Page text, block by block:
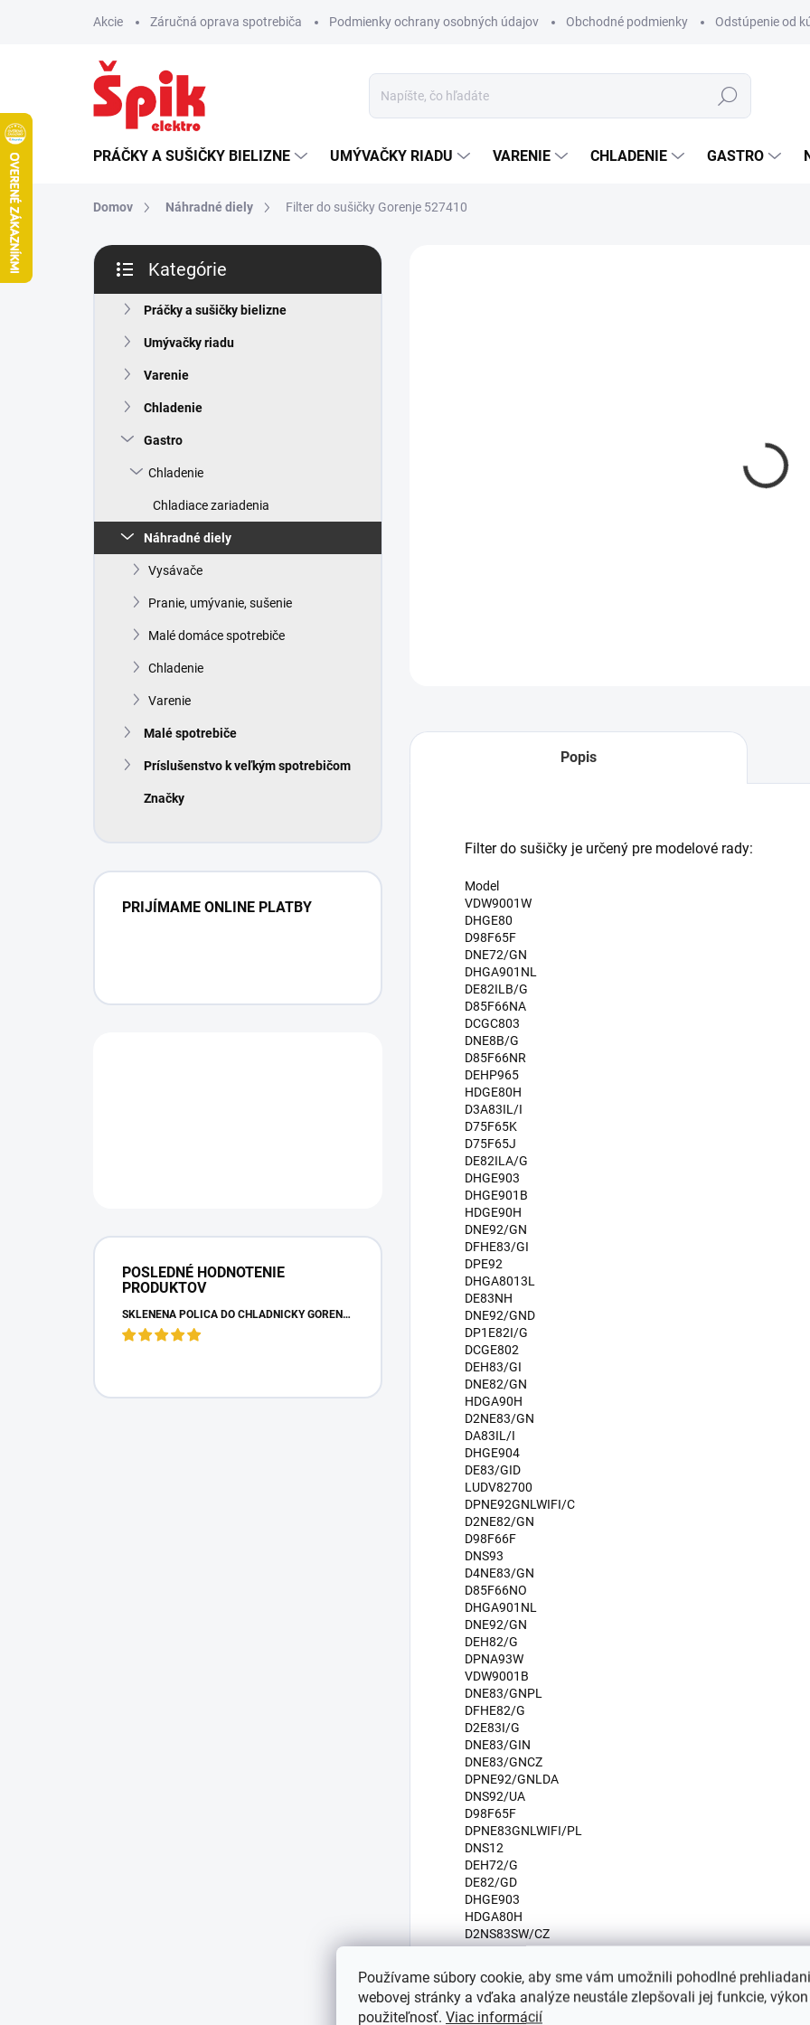
Používame súbory cookie, aby sme vám umožnili pohodlné
webovej stránky a vďaka analýze neustále zlepšovali jej funkcie, výkon
použiteľnosť. Viac informácií
Akcie Záručná oprava spotrebiča Podmienky ochrany osobných údajov Obchodné podmienky Odstúpenie od
Hľadať
PRÁČKY A SUŠIČKY BIELIZNE UMÝVAČKY RIADU VARENIE CHLADENIE GASTRO
Domov Náhradné diely Filter do sušičky Gorenje 527410
B
č
kategórie
Kategórie
Práčky a sušičky bielizne
Umývačky riadu
Varenie
Chladenie
Gastro
Chladenie
Chladiace zariadenia
Náhradné diely
Vysávače
Pranie, umývanie, sušenie
Malé domáce spotrebiče
Chladenie
Varenie
Malé spotrebiče
Príslušenstvo k veľkým spotrebičom
Značky
PRIJÍMAME ONLINE PLATBY
POSLEDNÉ HODNOTENIE
PRODUKTOV
SKLENENÁ POLICA DO CHLADNIČKY GORENJE 163336
Popis
Filter do sušičky je určený pre modelové rady:
Model
VDW9001W
DHGE80
D98F65F
DNE72/GN
DHGA901NL
DE82ILB/G
D85F66NA
DCGC803
DNE8B/G
D85F66NR
DEHP965
HDGE80H
D3A83IL/I
D75F65K
D75F65J
DE82ILA/G
DHGE903
DHGE901B
HDGE90H
DNE92/GN
DFHE83/GI
DPE92
DHGA8013L
DE83NH
DNE92/GND
DP1E82I/G
DCGE802
DEH83/GI
DNE82/GN
HDGA90H
D2NE83/GN
DA83IL/I
DHGE904
DE83/GID
LUDV82700
DPNE92GNLWIFI/C
D2NE82/GN
D98F66F
DNS93
D4NE83/GN
D85F66NO
DHGA901NL
DNE92/GN
DEH82/G
DPNA93W
VDW9001B
DNE83/GNPL
DFHE82/G
D2E83I/G
DNE83/GIN
DNE83/GNCZ
DPNE92/GNLDA
DNS92/UA
D98F65F
DPNE83GNLWIFI/PL
DNS12
DEH72/G
DE82/GD
DHGE903
HDGA80H
D2NS83SW/CZ
DE92/G
DPNE82GNLWIFI/BC
DNE73/GN
TP800A
DNE82/BGN